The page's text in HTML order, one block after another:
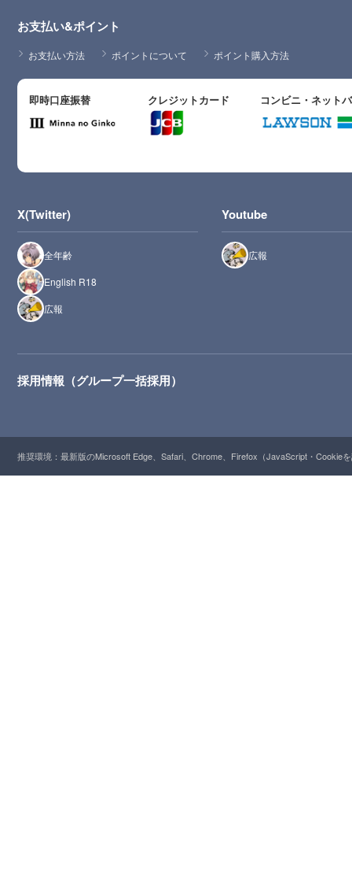
お支払い&ポイント
お支払い方法 ポイントについて ポイント購入方法
即時口座振替 クレジットカード コンビニ・ネット
X(Twitter)
全年齢
English R18
広報
Youtube
広報
採用情報（グループ一括採用）
推奨環境：最新版のMicrosoft Edge、Safari、Chrome、Firefox（JavaScript・Cookie